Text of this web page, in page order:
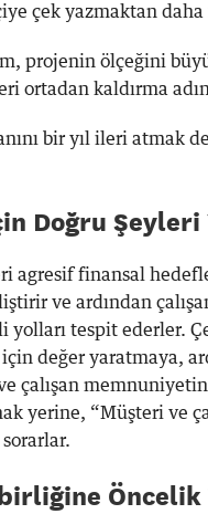
çek yazmaktan daha
projenin ölçeğini
ortadan kaldırma
bir yıl ileri atmak
Doğru Şeyleri
agresif finansal
ve ardından
tespit ederler.
değer yaratmaya,
çalışan
yerine, “Müşteri ve
Öncelik